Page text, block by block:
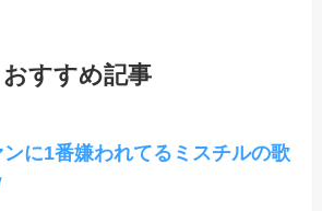
おすすめ記事
ンに1番嫌われてるミスチルの歌